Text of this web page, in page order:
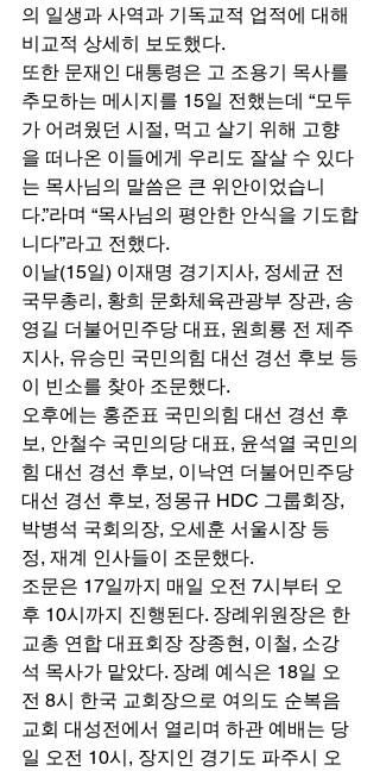
의 일생과 사역과 기독교적 업적에 대해
비교적 상세히 보도했다.
또한 문재인 대통령은 고 조용기 목사를
추모하는 메시지를 15일 전했는데 “모두
가 어려웠던 시절, 먹고 살기 위해 고향
을 떠나온 이들에게 우리도 잘살 수 있다
는 목사님의 말씀은 큰 위안이었습니
다.”라며 “목사님의 평안한 안식을 기도합
니다”라고 전했다.
이날(15일) 이재명 경기지사, 정세균 전
국무총리, 황희 문화체육관광부 장관, 송
영길 더불어민주당 대표, 원희룡 전 제주
지사, 유승민 국민의힘 대선 경선 후보 등
이 빈소를 찾아 조문했다.
오후에는 홍준표 국민의힘 대선 경선 후
보, 안철수 국민의당 대표, 윤석열 국민의
힘 대선 경선 후보, 이낙연 더불어민주당
대선 경선 후보, 정몽규 HDC 그룹회장,
박병석 국회의장, 오세훈 서울시장 등
정, 재계 인사들이 조문했다.
조문은 17일까지 매일 오전 7시부터 오
후 10시까지 진행된다. 장례위원장은 한
교총 연합 대표회장 장종현, 이철, 소강
석 목사가 맡았다. 장례 예식은 18일 오
전 8시 한국 교회장으로 여의도 순복음
교회 대성전에서 열리며 하관 예배는 당
일 오전 10시, 장지인 경기도 파주시 오